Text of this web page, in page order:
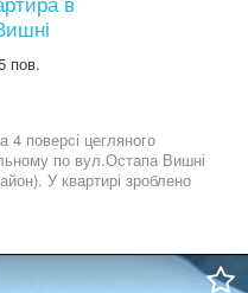
пов.
4 поверсі цегляного
по вул.Остапа Вишні
У квартирі зроблено
водяний насос. Дуже
техніка, штори-
цієї чудової